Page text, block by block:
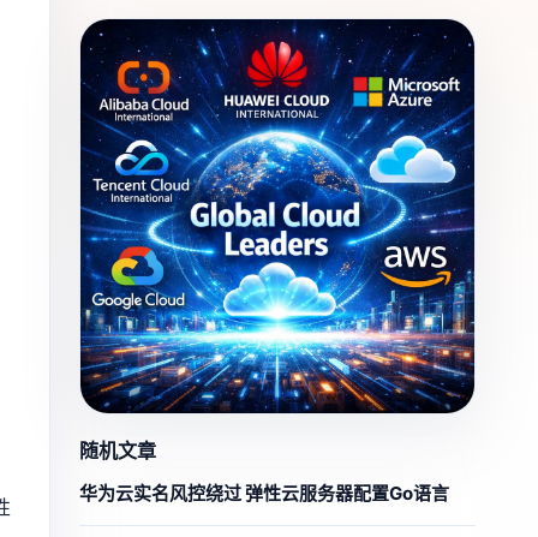
随机文章
华为云实名风控绕过 弹性云服务器配置Go语言